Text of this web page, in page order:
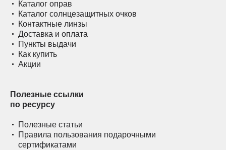
Каталог оправ
Каталог солнцезащитных очков
Контактные линзы
Доставка и оплата
Пункты выдачи
Как купить
Акции
Полезные ссылки
по ресурсу
Полезные статьи
Правила пользования подарочными
сертификатами